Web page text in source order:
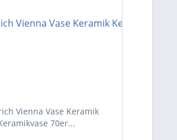
Vienna Vase Keramik
70er...